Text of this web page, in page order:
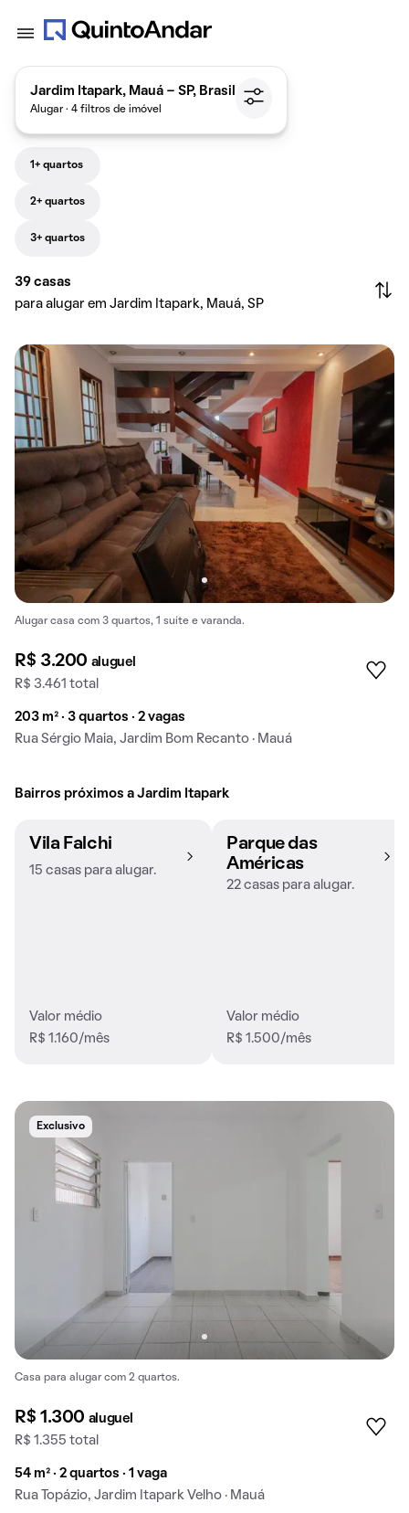
Jardim Itapark, Mauá - SP, Brasil
Alugar · 4 filtros de imóvel
1+ quartos
2+ quartos
3+ quartos
39 casas
para alugar em Jardim Itapark, Mauá, SP
Alugar casa com 3 quartos, 1 suíte e varanda.
R$ 3.200 aluguel
R$ 3.461 total
203 m² · 3 quartos · 2 vagas
Rua Sérgio Maia, Jardim Bom Recanto · Mauá
Bairros próximos a Jardim Itapark
Vila Falchi
15 casas para alugar.
Valor médio
R$ 1.160/mês
Parque das
Américas
22 casas para alugar.
Valor médio
R$ 1.500/mês
Exclusivo
Casa para alugar com 2 quartos.
R$ 1.300 aluguel
R$ 1.355 total
54 m² · 2 quartos · 1 vaga
Rua Topázio, Jardim Itapark Velho · Mauá